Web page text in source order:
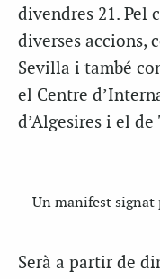
divendres 21. Pel
diverses accions,
Sevilla i també
el Centre
d’Algesires i el de
Un manifest signat
Serà a partir de